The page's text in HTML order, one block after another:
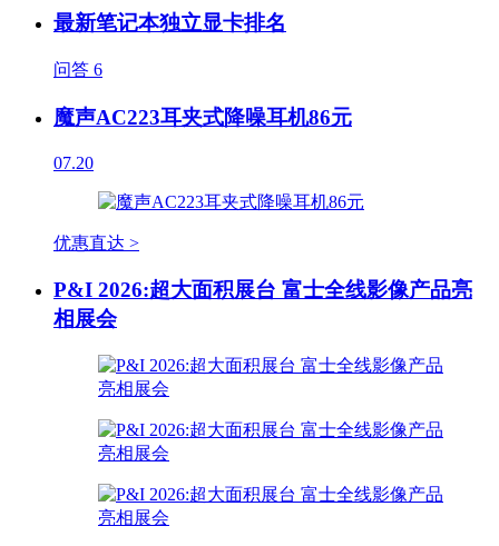
最新笔记本独立显卡排名
问答 6
魔声AC223耳夹式降噪耳机86元
07.20
优惠直达 >
P&I 2026:超大面积展台 富士全线影像产品亮
相展会